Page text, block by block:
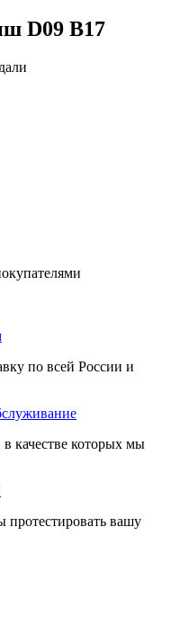
D09 B17
по всей России и
качестве которых мы
протестировать вашу